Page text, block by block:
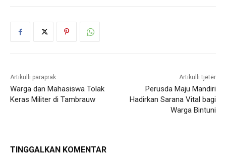
Artikulli paraprak
Warga dan Mahasiswa Tolak
Keras Militer di Tambrauw
Artikulli tjetër
Perusda Maju Mandiri
Hadirkan Sarana Vital bagi
Warga Bintuni
TINGGALKAN KOMENTAR